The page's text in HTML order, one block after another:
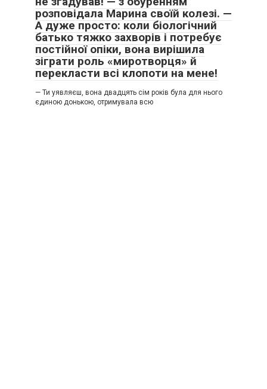
розповідала Марина своїй колезі. —
А дуже просто: коли біологічний
батько тяжко захворів і потребує
постійної опіки, вона вирішила
зіграти роль «миротворця» й
перекласти всі клопоти на мене!
— Ти уявляєш, вона двадцять сім років була для нього
єдиною донькою, отримувала всю